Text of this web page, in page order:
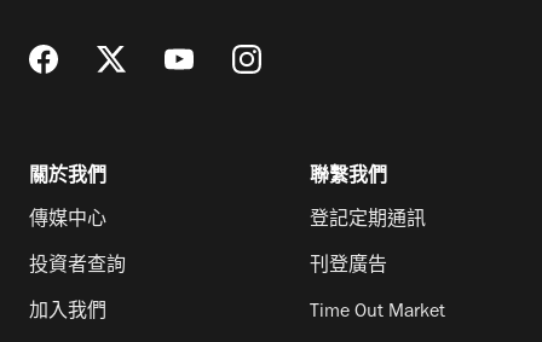
關於我們
傳媒中心
投資者查詢
加入我們
聯繫我們
登記定期通訊
刊登廣告
Time Out Market